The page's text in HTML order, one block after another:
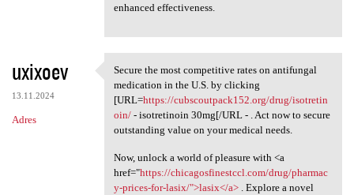
enhanced effectiveness.
uxixoev
13.11.2024
Adres
Secure the most competitive
Secure the most competitive rates on antifungal
medication in the U.S. by clicking
[URL=https://cubscoutpack152.org/drug/isotretin
oin/- isotretinoin 30mg[/URL - . Act now to secure
outstanding value on your medical needs.
Now, unlock a world of pleasure with <a
href="https://chicagosfinestccl.com/drug/pharmac
y-prices-for-lasix/">lasix</a>. Explore a novel